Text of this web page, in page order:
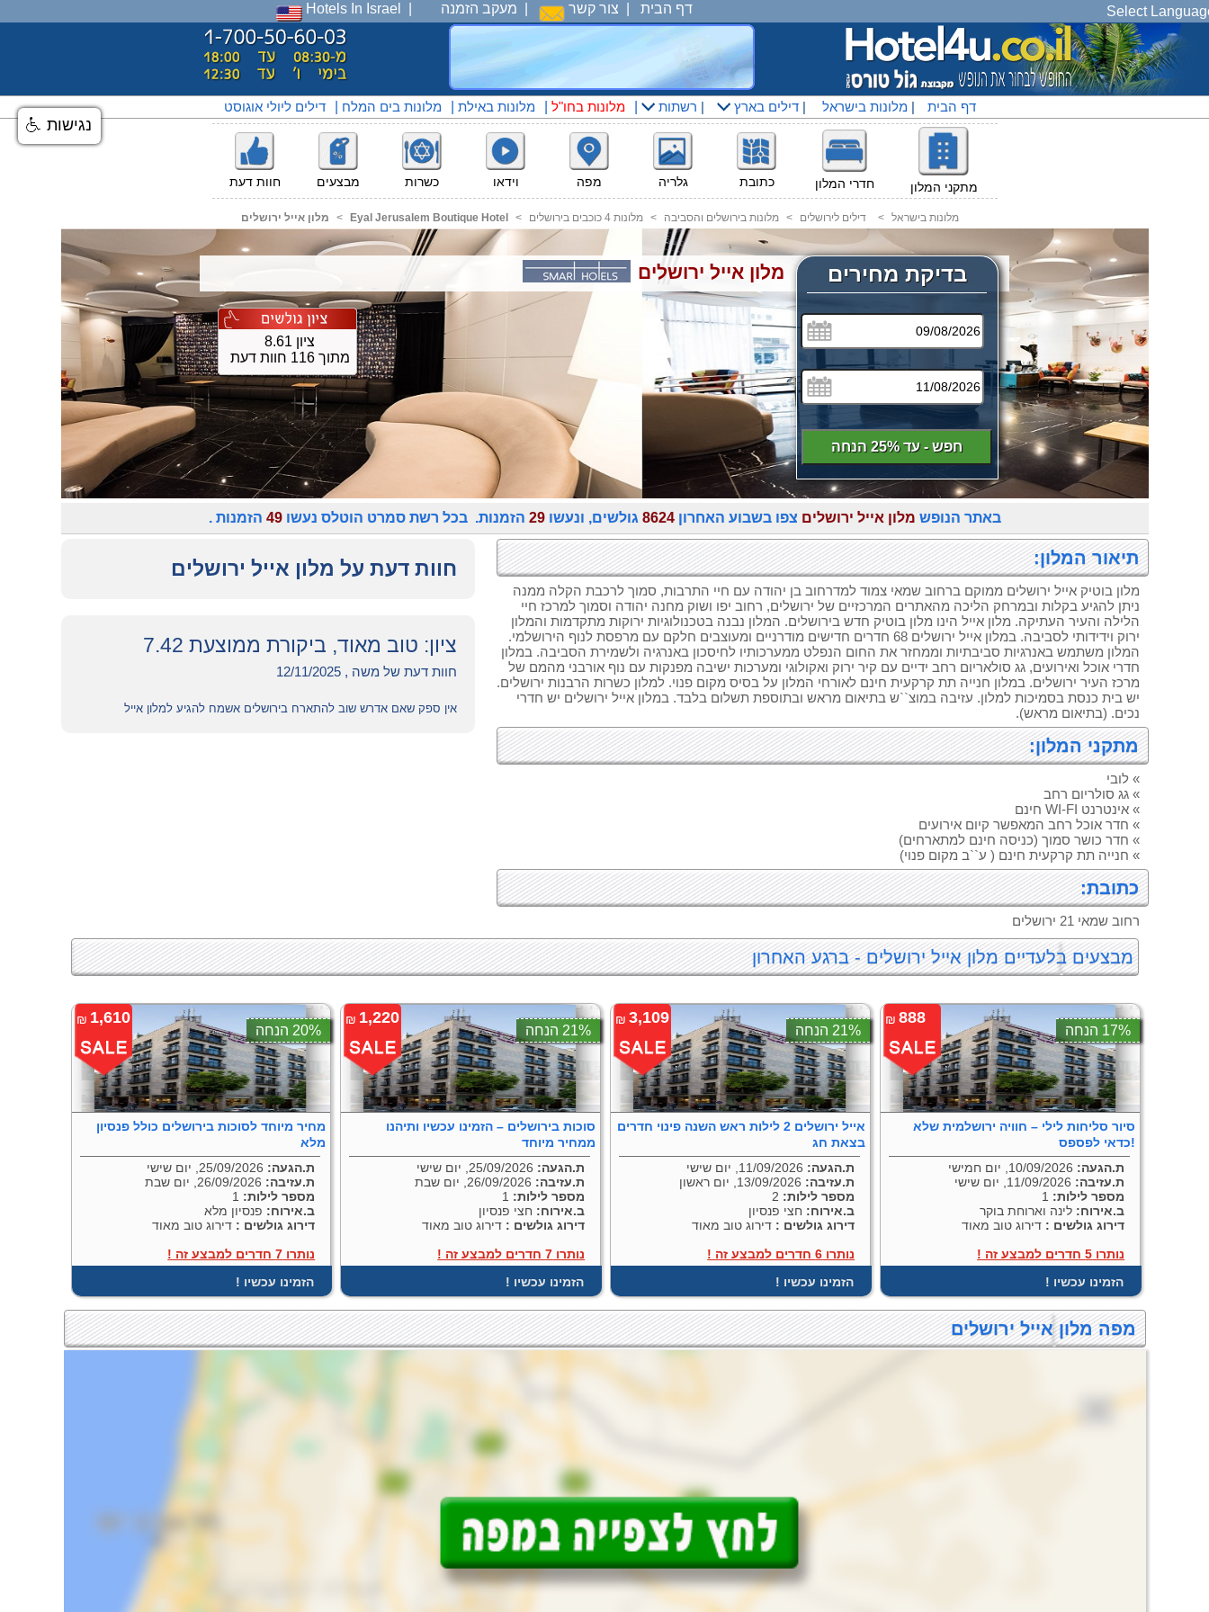
Hotels In Israel מעקב הזמנה צור קשר דף הבית Select
דילים ליולי אוגוסט מלונות בים המלח מלונות באילת מלונות בחו"ל רשתות | דילים בארץ | מלונות בישראל | דף הבית
חוות דעת מבצעים כשרות וידאו מפה גלריה כתובת חדרי המלון מתקני המלון
מלון אייל ירושלים < Eyal Jerusalem Boutique Hotel < מלונות 4 כוכבים בירושלים < מלונות בירושלים והסביבה < דילים לירושלים < מלונות בישראל
מלון אייל ירושלים
ציון 8.61
מתוך 116 חוות דעת
בדיקת מחירים
חפש - עד 25% הנחה
באתר הנופש מלון אייל ירושלים צפו בשבוע האחרון8624 גולשים, ונעשו29 הזמנות. בכל רשת סמרט הוטלס נעשו49 הזמנות .
חוות דעת על מלון אייל ירושלים
ציון: טוב מאוד, ביקורת ממוצעת 7.42
חוות דעת של משה , 12/11/2025
אין ספק שאם אדרש שוב להתארח בירושלים אשמח להגיע למלון אייל
תיאור המלון:
מלון בוטיק אייל ירושלים ממוקם ברחוב שמאי צמוד למדרחוב בן יהודה עם חיי התרבות, סמוך לרכבת הקלה ממנה
ניתן להגיע בקלות ובמרחק הליכה מהאתרים המרכזיים של ירושלים, רחוב יפו ושוק מחנה יהודה וסמוך למרכז חיי
הלילה והעיר העתיקה. מלון אייל הינו מלון בוטיק חדש בירושלים. המלון נבנה בטכנולוגיות ירוקות מתקדמות והמלון
ירוק וידידותי לסביבה. במלון אייל ירושלים 68 חדרים חדישים מודרניים ומעוצבים חלקם עם מרפסת לנוף הירושלמי.
המלון משתמש באנרגיות סביבתיות וממחזר את החום הנפלט ממערכותיו לחיסכון באנרגיה ולשמירת הסביבה. במלון
חדרי אוכל ואירועים, גג סולאריום רחב ידיים עם קיר ירוק ואקולוגי ומערכות ישיבה מפנקות עם נוף אורבני מהמם של
מרכז העיר ירושלים. במלון חנייה תת קרקעית חינם לאורחי המלון על בסיס מקום פנוי. למלון כשרות הרבנות ירושלים.
יש בית כנסת בסמיכות למלון. עזיבה במוצ``ש בתיאום מראש ובתוספת תשלום בלבד. במלון אייל ירושלים יש חדרי
נכים. (בתיאום מראש).
מתקני המלון:
» לובי
» גג סולריום רחב
» אינטרנט WI-FI חינם
» חדר אוכל רחב המאפשר קיום אירועים
» חדר כושר סמוך (כניסה חינם למתארחים)
» חנייה תת קרקעית חינם ( ע``ב מקום פנוי)
כתובת:
רחוב שמאי 21 ירושלים
מבצעים בלעדיים מלון אייל ירושלים - ברגע האחרון
888
₪
17% הנחה
סיור סליחות לילי – חוויה ירושלמית שלא
כדאי לפספס!
ת.הגעה:
ת.עזיבה: 11/09/2026, יום שישי
מספר לילות:
ב.אירוח: לינה וארוחת בוקר
דירוג גולשים : דירוג טוב מאוד
נותרו 5 חדרים למבצע זה !
! הזמינו עכשיו
3,109
₪
21% הנחה
אייל ירושלים 2 לילות ראש השנה פינוי חדרים
בצאת חג
ת.הגעה:
ת.עזיבה: 13/09/2026, יום ראשון
מספר לילות:
ב.אירוח: חצי פנסיון
דירוג גולשים : דירוג טוב מאוד
נותרו 6 חדרים למבצע זה !
! הזמינו עכשיו
1,220
₪
21% הנחה
סוכות בירושלים – הזמינו עכשיו ותיהנו
ממחיר מיוחד
ת.הגעה:
ת.עזיבה: 26/09/2026, יום שבת
מספר לילות:
ב.אירוח: חצי פנסיון
דירוג גולשים : דירוג טוב מאוד
נותרו 7 חדרים למבצע זה !
! הזמינו עכשיו
1,610
₪
20% הנחה
מחיר מיוחד לסוכות בירושלים כולל פנסיון
מלא
ת.הגעה:
ת.עזיבה: 26/09/2026, יום שבת
מספר לילות:
ב.אירוח: פנסיון מלא
דירוג גולשים : דירוג טוב מאוד
נותרו 7 חדרים למבצע זה !
! הזמינו עכשיו
מפה מלון אייל ירושלים
נגישות